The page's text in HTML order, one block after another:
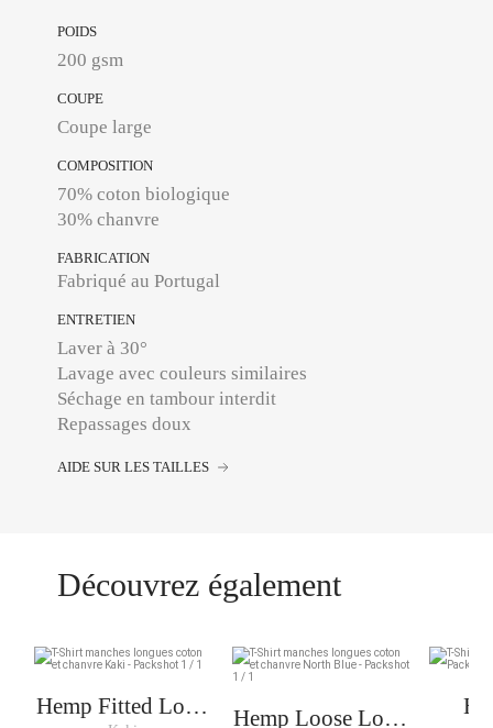
POIDS
200 gsm
COUPE
Coupe large
COMPOSITION
70% coton biologique
30% chanvre
FABRICATION
Fabriqué au Portugal
ENTRETIEN
Laver à 30°
Lavage avec couleurs similaires
Séchage en tambour interdit
Repassages doux
AIDE SUR LES TAILLES
Découvrez également
Hemp Fitted Long
Hemp Loose Long